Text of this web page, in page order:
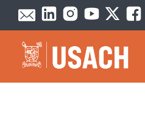
Pasar al contenido principal